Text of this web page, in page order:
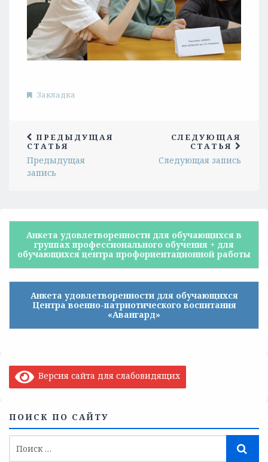
Закладка
ПРЕДЫДУЩАЯ
СТАТЬЯ
Предыдущая
запись
СЛЕДУЮЩАЯ
СТАТЬЯ
Следующая запись
Анкета удовлетворенности для обучающихся в
группах профессионального обучения + для
обучающихся центра профориентационной работы
Анкета удовлетворенности для обучающихся
Центра военно-патриотического воспитания
«Авангард»
Версия сайта для слабовидящих
ПОИСК ПО САЙТУ